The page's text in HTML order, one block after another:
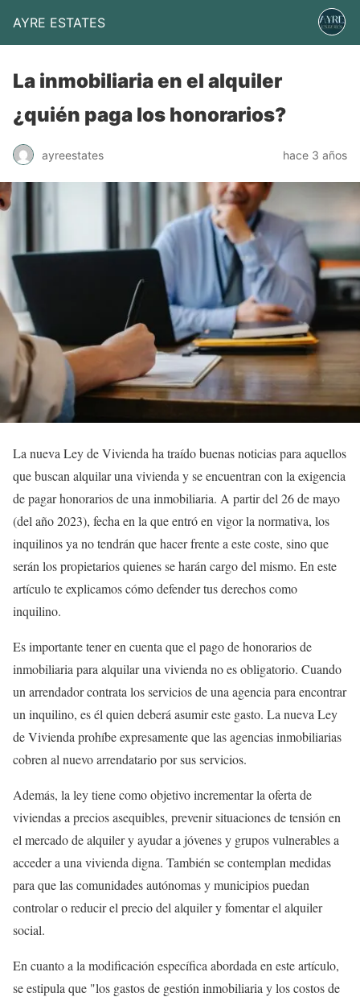
AYRE ESTATES
La inmobiliaria en el alquiler
¿quién paga los honorarios?
ayreestates hace 3 años
La nueva Ley de Vivienda ha traído buenas noticias para aquellos
que buscan alquilar una vivienda y se encuentran con la exigencia
de pagar honorarios de una inmobiliaria. A partir del 26 de mayo
(del año 2023), fecha en la que entró en vigor la normativa, los
inquilinos ya no tendrán que hacer frente a este coste, sino que
serán los propietarios quienes se harán cargo del mismo. En este
artículo te explicamos cómo defender tus derechos como
inquilino.
Es importante tener en cuenta que el pago de honorarios de
inmobiliaria para alquilar una vivienda no es obligatorio. Cuando
un arrendador contrata los servicios de una agencia para encontrar
un inquilino, es él quien deberá asumir este gasto. La nueva Ley
de Vivienda prohíbe expresamente que las agencias inmobiliarias
cobren al nuevo arrendatario por sus servicios.
Además, la ley tiene como objetivo incrementar la oferta de
viviendas a precios asequibles, prevenir situaciones de tensión en
el mercado de alquiler y ayudar a jóvenes y grupos vulnerables a
acceder a una vivienda digna. También se contemplan medidas
para que las comunidades autónomas y municipios puedan
controlar o reducir el precio del alquiler y fomentar el alquiler
social.
En cuanto a la modificación específica abordada en este artículo,
se estipula que "los gastos de gestión inmobiliaria y los costos de